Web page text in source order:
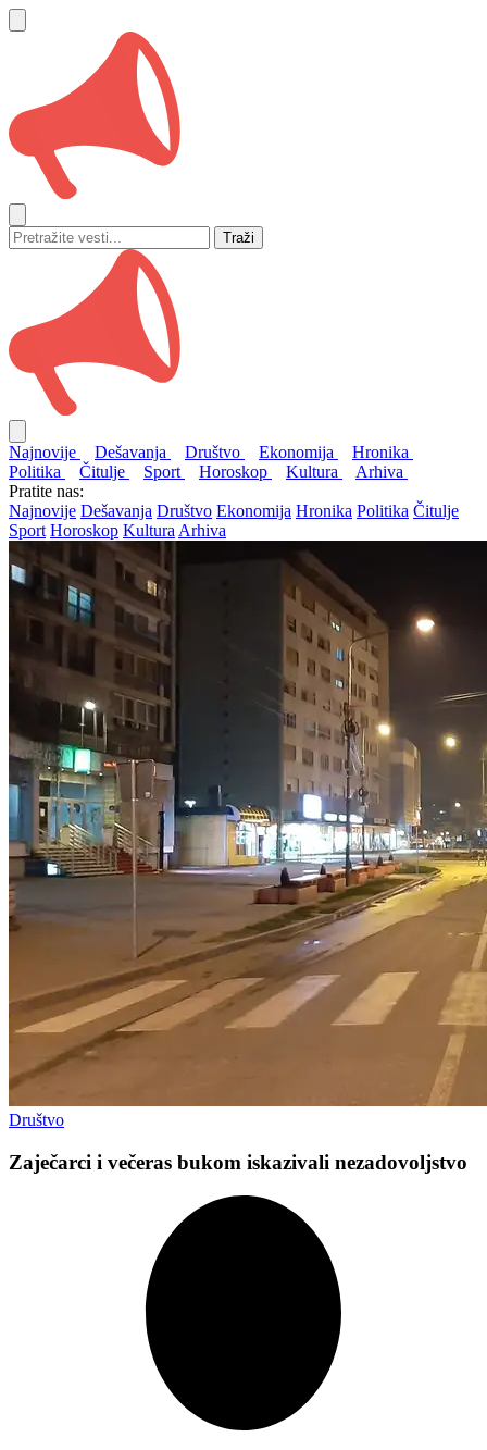
Traži
Najnovije Dešavanja Društvo Ekonomija
Hronika
Politika
Čitulje Sport Horoskop Kultura
Arhiva
Pratite nas:
Najnovije Dešavanja Društvo Ekonomija Hronika Politika Čitulje
Sport Horoskop Kultura Arhiva
Društvo
Zaječarci i večeras bukom iskazivali nezadovoljstvo